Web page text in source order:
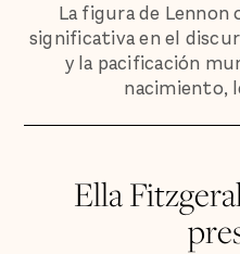
La figura de
significativa en el
y la pacificación
nacimiento,
Ella